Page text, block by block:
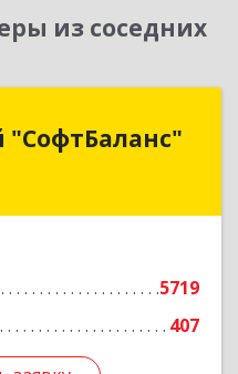
из соседних
"СофтБаланс"
5719
407
"СофтБаланс"
г, Заневский пр-кт,